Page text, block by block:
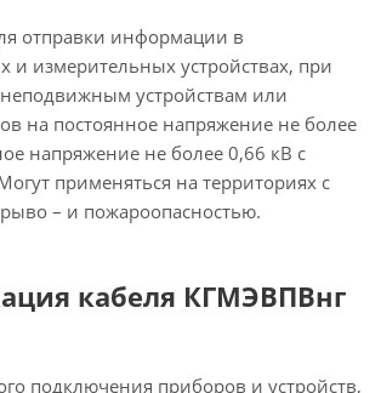
отправки информации в
и измерительных устройствах, при
устройствам или
на постоянное напряжение не более
напряжение не более 0,66 кВ с
применяться на территориях с
– и пожароопасностью.
кабеля КГМЭВПВнг
подключения приборов и устройств,